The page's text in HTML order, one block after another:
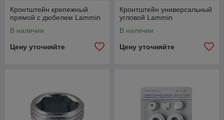
Кронтштейн крепежный
прямой с дюбелем Lammin
В наличии
Цену уточняйте
Кронтштейн универсальный
угловой Lammin
В наличии
Цену уточняйте